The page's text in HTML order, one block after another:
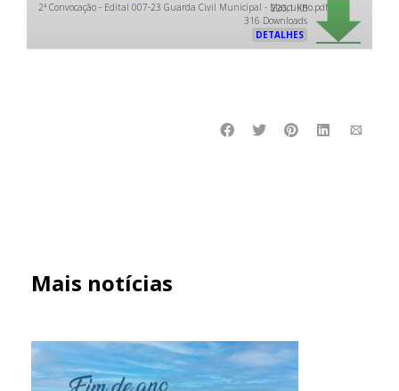
2ª Convocação - Edital 007-23 Guarda Civil Municipal - Masculino.pdf
220,1 KB
316 Downloads
DETALHES
Mais notícias